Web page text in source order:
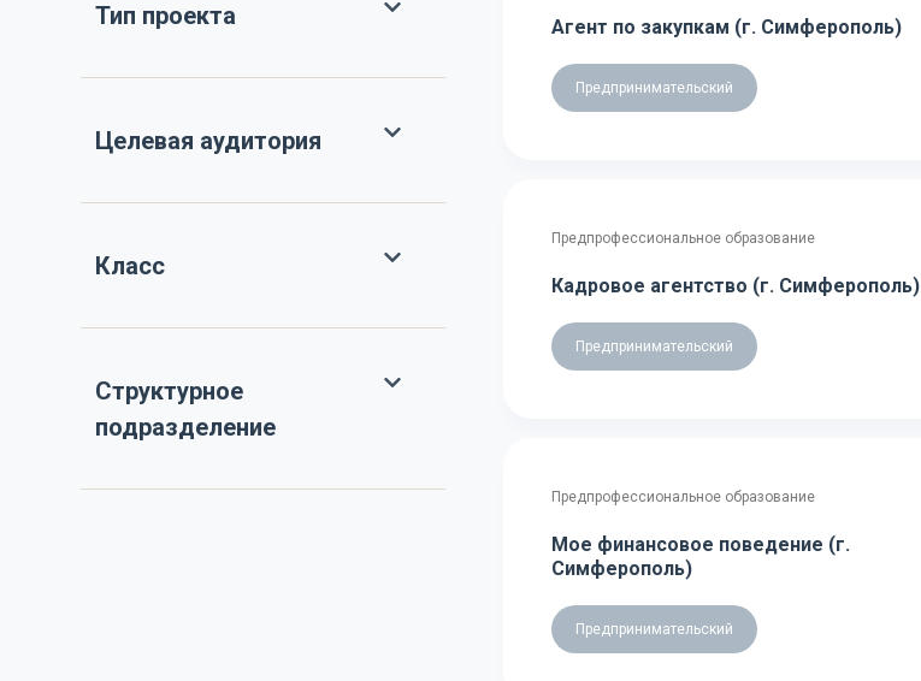
Агент по закупкам (г. Симферополь)
Предпринимательский
Предпрофессиональное образование
Кадровое агентство (г. Симферополь)
Предпринимательский
Предпрофессиональное образование
Мое финансовое поведение (г.
Симферополь)
Предпринимательский
Тип проекта
Целевая аудитория
Класс
Структурное
подразделение